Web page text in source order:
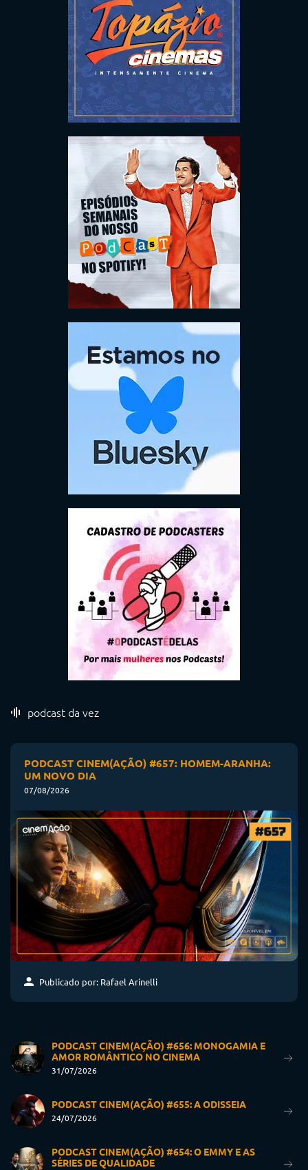
podcast da vez
PODCAST CINEM(AÇÃO) #657: HOMEM-ARANHA:
UM NOVO DIA
07/08/2026
Publicado por: Rafael Arinelli
PODCAST CINEM(AÇÃO) #656: MONOGAMIA E
AMOR ROMÂNTICO NO CINEMA
31/07/2026
PODCAST CINEM(AÇÃO) #655: A ODISSEIA
24/07/2026
PODCAST CINEM(AÇÃO) #654: O EMMY E AS
SÉRIES DE QUALIDADE